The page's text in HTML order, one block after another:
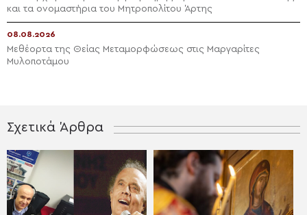
και τα ονομαστήρια του Μητροπολίτου Άρτης
08.08.2026
Μεθέορτα της Θείας Μεταμορφώσεως στις Μαργαρίτες
Μυλοποτάμου
Σχετικά Άρθρα